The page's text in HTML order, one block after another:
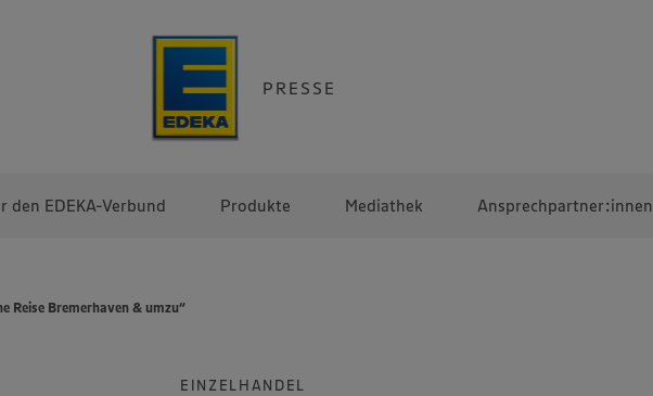
PRESSE
den EDEKA-Verbund Produkte Mediathek Ansprechpartner:innen
Reise Bremerhaven & umzu“
EINZELHANDEL